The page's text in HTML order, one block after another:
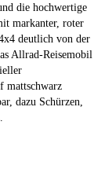
die hochwertige
markanter, roter
deutlich von der
Allrad-Reisemobil
mattschwarz
dazu Schürzen,